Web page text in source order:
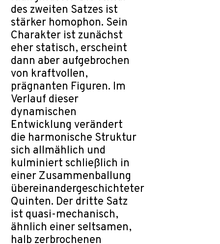
des zweiten Satzes ist
stärker homophon. Sein
Charakter ist zunächst
eher statisch, erscheint
dann aber aufgebrochen
von kraftvollen,
prägnanten Figuren. Im
Verlauf dieser
dynamischen
Entwicklung verändert
die harmonische Struktur
sich allmählich und
kulminiert schließlich in
einer Zusammenballung
übereinandergeschichteter
Quinten. Der dritte Satz
ist quasi-mechanisch,
ähnlich einer seltsamen,
halb zerbrochenen